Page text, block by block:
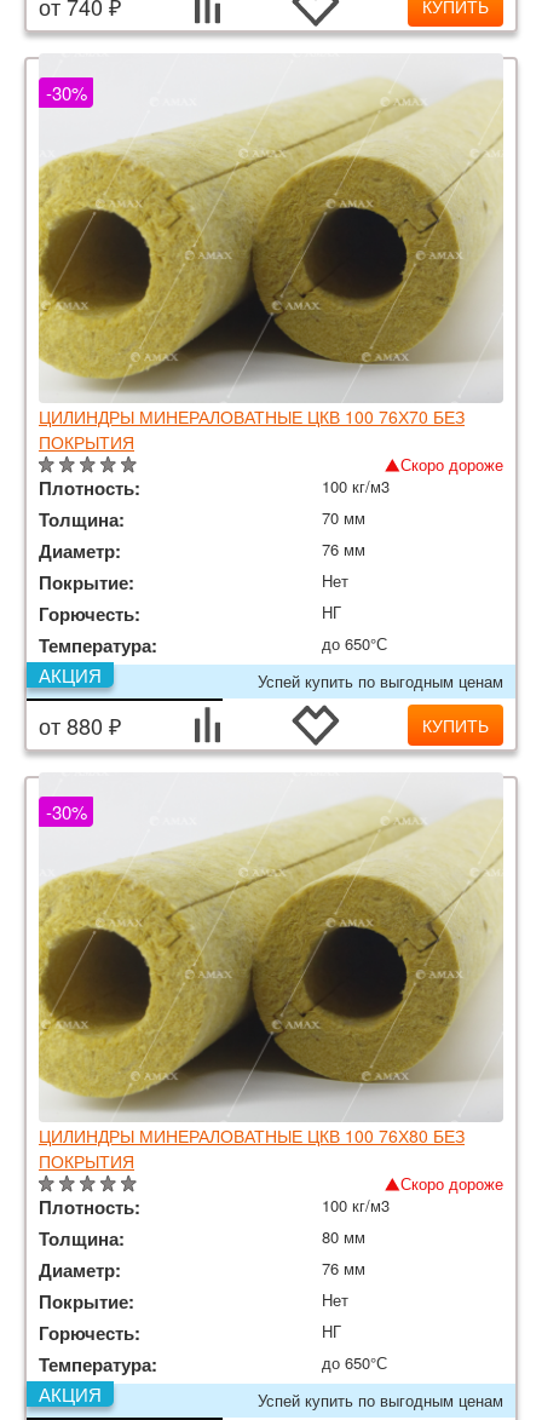
КУПИТЬ
ЦИЛИНДРЫ МИНЕРАЛОВАТНЫЕ ЦКВ 100 76Х70 БЕЗ
ПОКРЫТИЯ
-30%
Скоро дороже
Плотность: 100 кг/м3
Толщина: 70 мм
Диаметр: 76 мм
Покрытие: Нет
Горючесть: НГ
Температура:
до 650°С
Успей купить по выгодным ценам
АКЦИЯ
от 880 ₽ КУПИТЬ
ЦИЛИНДРЫ МИНЕРАЛОВАТНЫЕ ЦКВ 100 76Х80 БЕЗ
ПОКРЫТИЯ
-30%
Скоро дороже
Плотность: 100 кг/м3
Толщина: 80 мм
Диаметр: 76 мм
Покрытие: Нет
Горючесть: НГ
Температура:
до 650°С
Успей купить по выгодным ценам
АКЦИЯ